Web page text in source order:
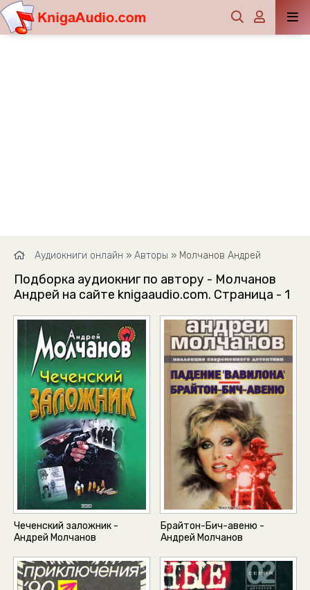
Аудиокниги онлайн » Авторы » Молчанов Андрей
Подборка аудиокниг по автору - Молчанов
Андрей на сайте knigaaudio.com. Страница - 1
Чеченский заложник -
Андрей Молчанов
Брайтон-Бич-авеню -
Андрей Молчанов